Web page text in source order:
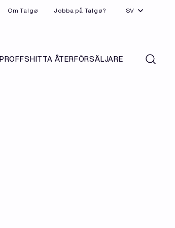
Om Talgø Jobba på Talgø? SV
PROFFS HITTA ÅTERFÖRSÄLJARE